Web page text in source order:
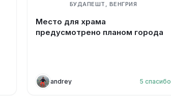
БУДАПЕШТ, ВЕНГРИЯ
Место для храма
предусмотрено планом города
andrey 5 спасибо